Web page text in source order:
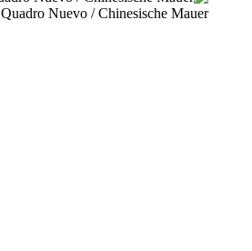
Quadro Nuevo / Chinesische Mauer